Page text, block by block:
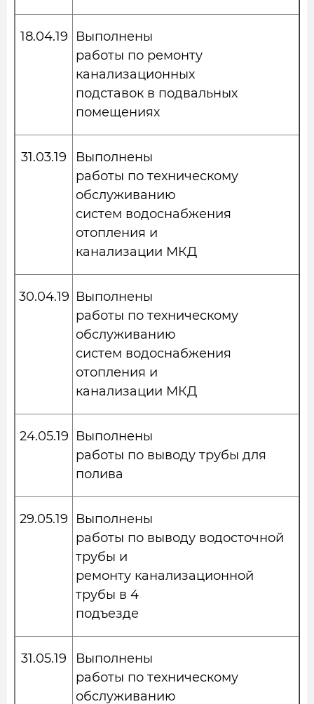
18.04.19
Выполнены
работы по ремонту
канализационных
подставок в подвальных
помещениях
31.03.19
Выполнены
работы по техническому
обслуживанию
систем водоснабжения
отопления и
канализации МКД
30.04.19 Выполнены
работы по техническому
обслуживанию
систем водоснабжения
отопления и
канализации МКД
24.05.19 Выполнены
работы по выводу трубы для
полива
29.05.19
Выполнены
работы по выводу водосточной
трубы и
ремонту канализационной
трубы в 4
подъезде
31.05.19
Выполнены
работы по техническому
обслуживанию